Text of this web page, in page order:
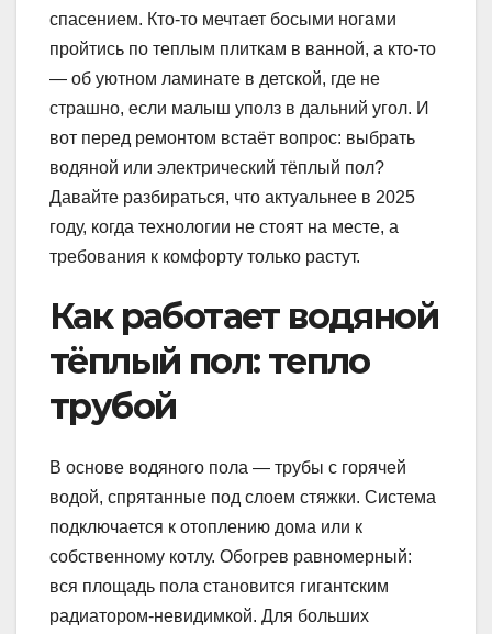
спасением. Кто-то мечтает босыми ногами
пройтись по теплым плиткам в ванной, а кто-то
— об уютном ламинате в детской, где не
страшно, если малыш уполз в дальний угол. И
вот перед ремонтом встаёт вопрос: выбрать
водяной или электрический тёплый пол?
Давайте разбираться, что актуальнее в 2025
году, когда технологии не стоят на месте, а
требования к комфорту только растут.
Как работает водяной
тёплый пол: тепло
трубой
В основе водяного пола — трубы с горячей
водой, спрятанные под слоем стяжки. Система
подключается к отоплению дома или к
собственному котлу. Обогрев равномерный:
вся площадь пола становится гигантским
радиатором-невидимкой. Для больших